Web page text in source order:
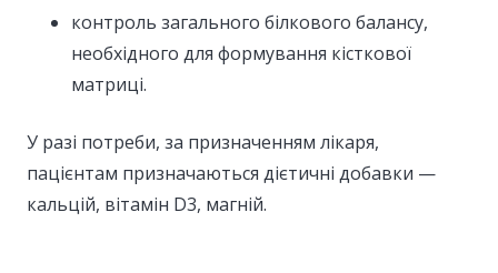
контроль загального білкового балансу,
необхідного для формування кісткової
матриці.
У разі потреби, за призначенням лікаря,
пацієнтам призначаються дієтичні добавки —
кальцій, вітамін D3, магній.